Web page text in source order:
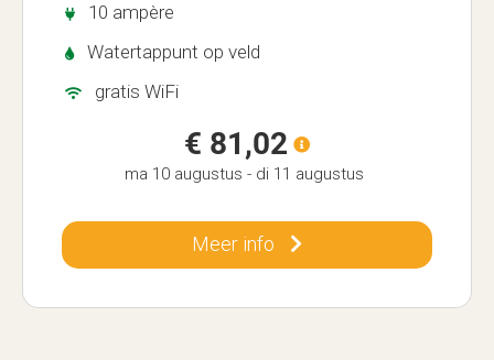
10 ampère
Watertappunt op veld
gratis WiFi
€ 81,02
ma 10 augustus - di 11 augustus
Meer info